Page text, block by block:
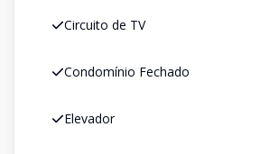
Circuito de TV
Condomínio Fechado
Elevador